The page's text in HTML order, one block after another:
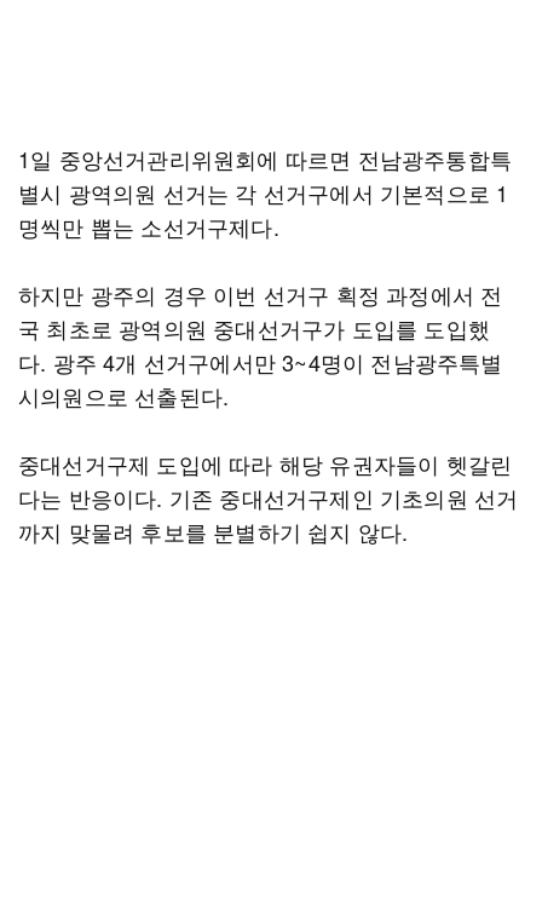
1일 중앙선거관리위원회에 따르면 전남광주통합특
별시 광역의원 선거는 각 선거구에서 기본적으로 1
명씩만 뽑는 소선거구제다.
하지만 광주의 경우 이번 선거구 획정 과정에서 전
국 최초로 광역의원 중대선거구가 도입를 도입했
다. 광주 4개 선거구에서만 3~4명이 전남광주특별
시의원으로 선출된다.
중대선거구제 도입에 따라 해당 유권자들이 헷갈린
다는 반응이다. 기존 중대선거구제인 기초의원 선거
까지 맞물려 후보를 분별하기 쉽지 않다.